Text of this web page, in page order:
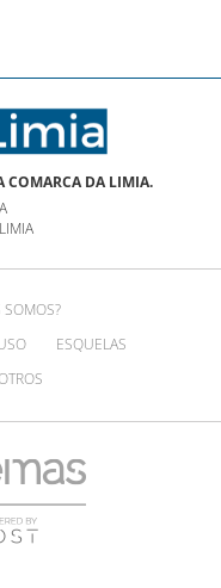
COMARCA DA LIMIA.
SOMOS?
ESQUELAS